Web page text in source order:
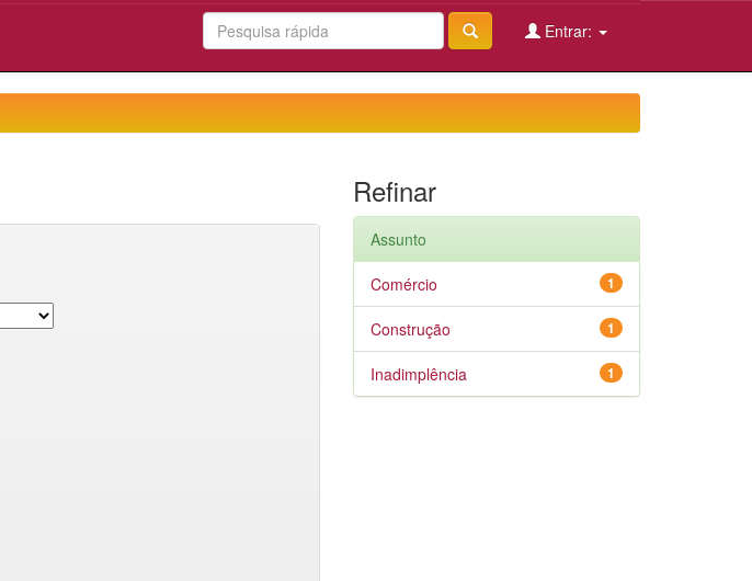
Entrar:
Refinar
Assunto
1
Comércio
1
Construção
1
Inadimplência